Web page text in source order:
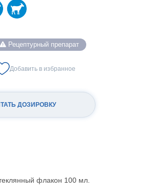
Рецептурный препарат
Добавить в избранное
ДОЗИРОВКУ
флакон 100 мл.